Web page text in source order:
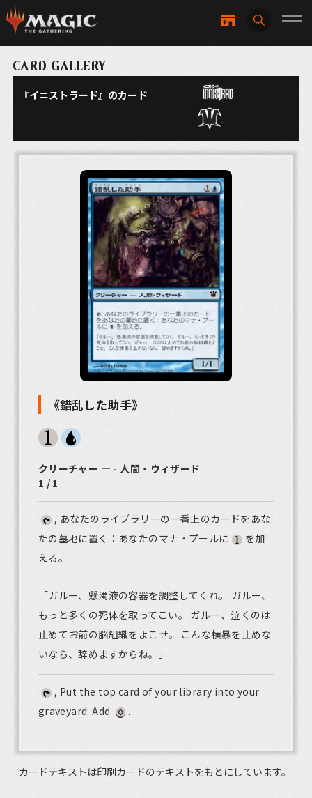
CARD GALLERY
『イニストラード』のカード
《錯乱した助手》
クリーチャー ― - 人間・ウィザード
1 / 1
, あなたのライブラリーの一番上のカードをあな
たの墓地に置く：あなたのマナ・プールに
を加
える。
「ガルー、懸濁液の容器を調整してくれ。 ガルー、
もっと多くの死体を取ってこい。 ガルー、泣くのは
止めてお前の脳組織をよこせ。 こんな横暴を止めな
いなら、辞めますからね。」
, Put the top card of your library into your
graveyard: Add
.
カードテキストは印刷カードのテキストをもとにしています。